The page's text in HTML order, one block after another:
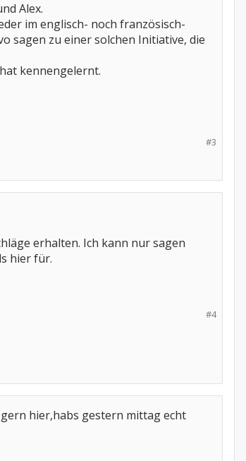
Alex.
im englisch- noch französisch-
sagen zu einer solchen Initiative, die
kennengelernt.
#3
erhalten. Ich kann nur sagen
hier für.
#4
hier,habs gestern mittag echt